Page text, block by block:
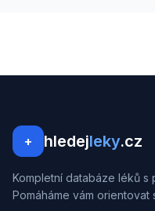
+ hledejleky.cz
Kompletní databáze léků s
Pomáháme vám orientovat